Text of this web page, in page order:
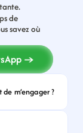
de
savez où
→
m’engager ?